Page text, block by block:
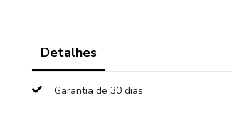
Detalhes
Garantia de 30 dias